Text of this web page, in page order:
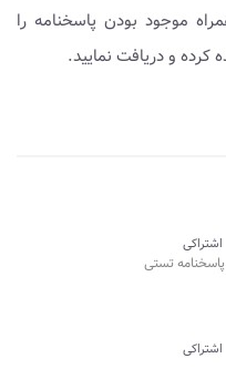
موجود بودن پاسخنامه را
و دریافت نمایید.
اشتراکی
پاسخنامه تستی
اشتراکی